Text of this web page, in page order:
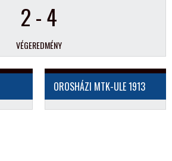
2-4
VÉGEREDMÉNY
OROSHÁZI MTK-ULE 1913